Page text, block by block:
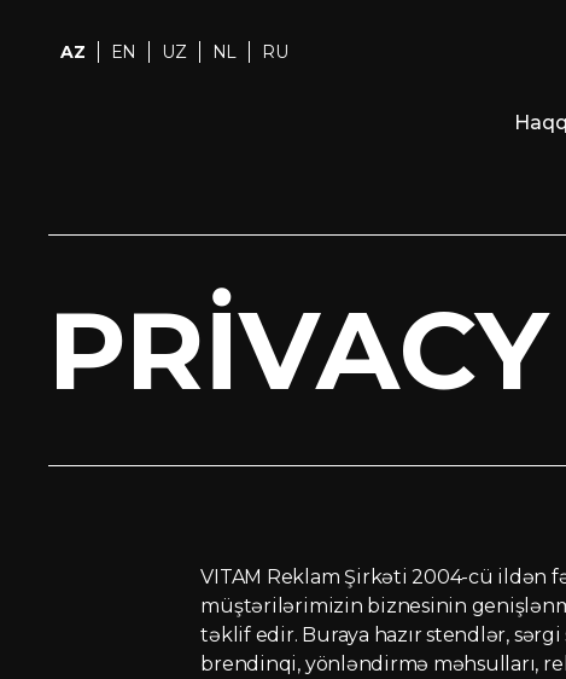
AZ EN UZ NL RU
VITAM Reklam Şirkəti 2004-cü ildən
müştərilərimizin biznesinin
təklif edir. Buraya hazır stendlər, sərgi
brendinqi, yönləndirmə məhsulları,